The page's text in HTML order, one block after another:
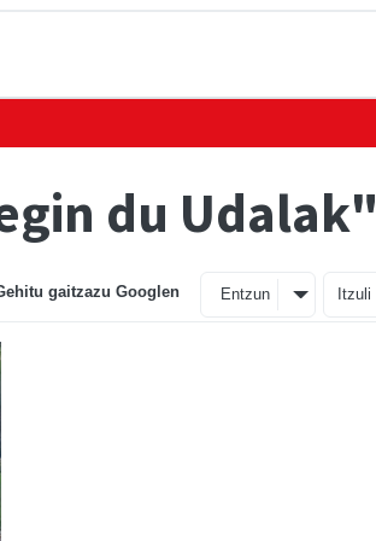
du Udalak"
gaitzazu Googlen Entzun Itzuli